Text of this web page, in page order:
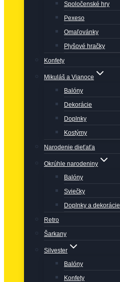
Spoločenské hry
Pexeso
Omaľovánky
Plyšové hračky
Konfety
Mikuláš a Vianoce
Balóny
Dekorácie
Doplnky
Kostýmy
Narodenie dieťaťa
Okrúhle narodeniny
Balóny
Sviečky
Doplnky a dekorácie
Retro
Šarkany
Silvester
Balóny
Konfety